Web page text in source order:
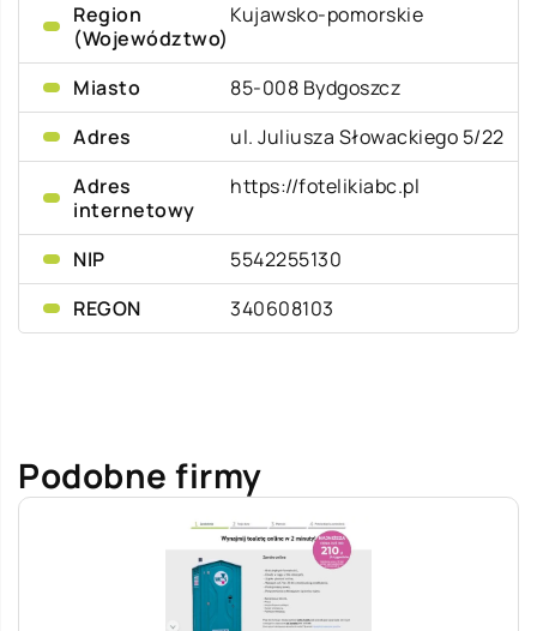
Region
(Województwo)
Kujawsko-pomorskie
Miasto
85-008 Bydgoszcz
Adres
ul. Juliusza Słowackiego 5/22
Adres
internetowy
https://fotelikiabc.pl
NIP
5542255130
REGON
340608103
Podobne firmy